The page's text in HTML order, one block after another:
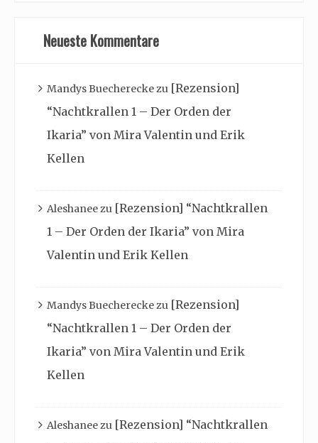
Neueste Kommentare
Mandys Buechereckezu [Rezension]
“Nachtkrallen 1 – Der Orden der
Ikaria” von Mira Valentin und Erik
Kellen
Aleshaneezu [Rezension] “Nachtkrallen
1 – Der Orden der Ikaria” von Mira
Valentin und Erik Kellen
Mandys Buechereckezu [Rezension]
“Nachtkrallen 1 – Der Orden der
Ikaria” von Mira Valentin und Erik
Kellen
Aleshaneezu [Rezension] “Nachtkrallen